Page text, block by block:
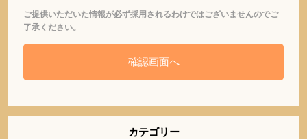
ご提供いただいた情報が必ず採用されるわけではございませんのでご
了承ください。
カテゴリー